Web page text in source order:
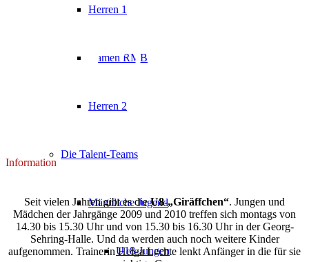
Herren 1
Damen RMB
Herren 2
Die Talent-Teams
Männliche Jugend
U18-Jungen
U8-Mix
Information
Seit vielen Jahren gibt es dieU8-„Giräffchen“. Jungen und
Mädchen der Jahrgänge 2009 und 2010 treffen sich montags von
14.30 bis 15.30 Uhr und von 15.30 bis 16.30 Uhr in der Georg-
Sehring-Halle. Und da werden auch noch weitere Kinder
aufgenommen. Trainerin Helga Lechte lenkt Anfänger in die für sie